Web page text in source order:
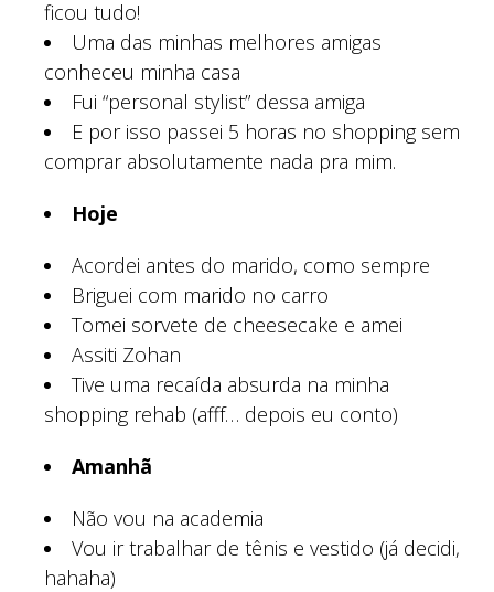
ficou tudo!
Uma das minhas melhores amigas
conheceu minha casa
Fui “personal stylist” dessa amiga
E por isso passei 5 horas no shopping sem
comprar absolutamente nada pra mim.
Hoje
Acordei antes do marido, como sempre
Briguei com marido no carro
Tomei sorvete de cheesecake e amei
Assiti Zohan
Tive uma recaída absurda na minha
shopping rehab (afff… depois eu conto)
Amanhã
Não vou na academia
Vou ir trabalhar de tênis e vestido (já decidi,
hahaha)